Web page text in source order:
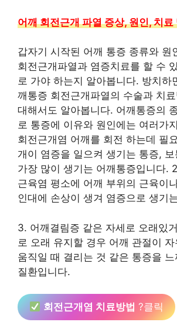
어깨 회전근개 파열 증상, 원인, 치료
갑자기 시작된 어깨 통증 종류와 원
회전근개파열과 염증치료를 할 수
로 가야 하는지 알아봅니다. 방치하
깨통증 회전근개파열의 수술과 치
대해서도 알아봅니다. 어깨통증의
로 통증에 이유와 원인에는 여러가
회전근개염 어깨를 회전 하는데 필
개이 염증을 일으켜 생기는 통증,
가장 많이 생기는 어깨통증입니다.
근육염 평소에 어깨 부위의 근육이
인대에 손상이 생겨 염증으로 생기
3. 어깨결림증 같은 자세로 오래있
로 오래 유지할 경우 어깨 관절이
움직일 때 결리는 것 같은 통증을
질환입니다.
회전근개염 치료방법 ?클릭